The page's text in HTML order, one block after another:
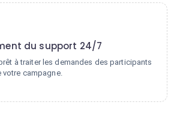
du support 24/7
à traiter les demandes des participants
votre campagne.